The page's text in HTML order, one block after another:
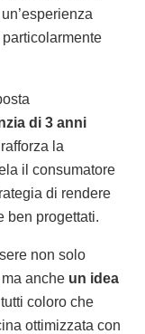
di 3 anni
la
il consumatore
di rendere
ben progettati.
non solo
anche un idea
coloro che
ottimizzata con